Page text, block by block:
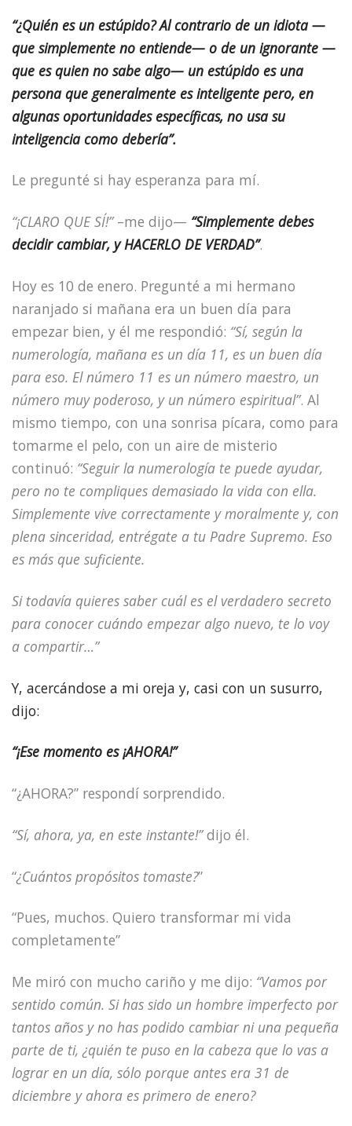
“¿Quién es un estúpido? Al contrario de un idiota —
que simplemente no entiende— o de un ignorante —
que es quien no sabe algo— un estúpido es una
persona que generalmente es inteligente pero, en
algunas oportunidades específicas, no usa su
inteligencia como debería”.
Le pregunté si hay esperanza para mí.
“¡CLARO QUE SÍ!”–me dijo— “Simplemente debes
decidir cambiar, y HACERLO DE VERDAD”.
Hoy es 10 de enero. Pregunté a mi hermano
naranjado si mañana era un buen día para
empezar bien, y él me respondió: “Sí, según la
numerología, mañana es un día 11, es un buen día
para eso. El número 11 es un número maestro, un
número muy poderoso, y un número espiritual”. Al
mismo tiempo, con una sonrisa pícara, como para
tomarme el pelo, con un aire de misterio
continuó: “Seguir la numerología te puede ayudar,
pero no te compliques demasiado la vida con ella.
Simplemente vive correctamente y moralmente y, con
plena sinceridad, entrégate a tu Padre Supremo. Eso
es más que suficiente.
Si todavía quieres saber cuál es el verdadero secreto
para conocer cuándo empezar algo nuevo, te lo voy
a compartir…”
Y, acercándose a mi oreja y, casi con un susurro,
dijo:
“¡Ese momento es ¡AHORA!”
“¿AHORA?” respondí sorprendido.
“Sí, ahora, ya, en este instante!”dijo él.
“¿Cuántos propósitos tomaste?”
“Pues, muchos. Quiero transformar mi vida
completamente”
Me miró con mucho cariño y me dijo: “Vamos por
sentido común. Si has sido un hombre imperfecto por
tantos años y no has podido cambiar ni una pequeña
parte de ti, ¿quién te puso en la cabeza que lo vas a
lograr en un día, sólo porque antes era 31 de
diciembre y ahora es primero de enero?